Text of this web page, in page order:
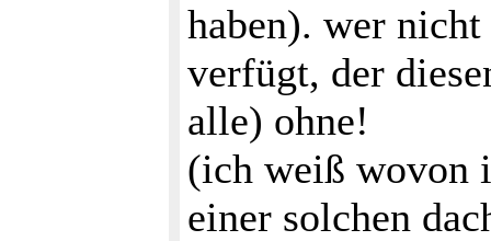
haben). wer
verfügt, der
alle) ohne!
(ich weiß wovon
einer solchen